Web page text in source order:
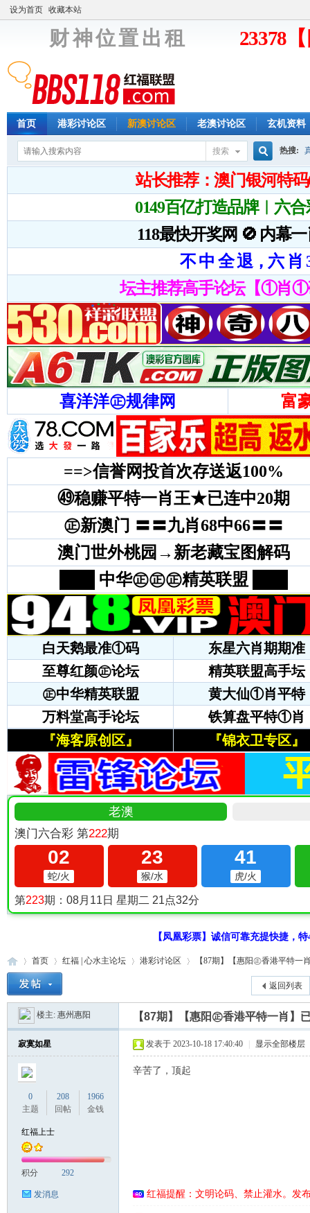
设为首页 收藏本站
财 神 位 置 出 租 23378
首页 港彩讨论区 新澳讨论区 老澳讨论区 玄机资料
搜索
搜
索
热搜:
【凤凰彩票】诚信可靠充提快捷，
»
首页
›
红福 | 心水主论坛 港彩讨论区 【87期】【惠阳㊣香港平特一
返回列表
楼主: 惠州惠阳 【87期】【惠阳㊣香港平特一肖】
寂寞如星
0
主题
208
回帖
1966
金钱
红福上士
积分 292
发消息
发表于 2023-10-18 17:40:40 显示全部楼层
辛苦了，顶起
红福提醒：文明论码、禁止灌水。发